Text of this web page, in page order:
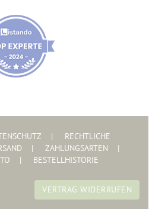
RECHTLICHE
ZAHLUNGSARTEN
BESTELLHISTORIE
VERTRAG WIDERRUFEN